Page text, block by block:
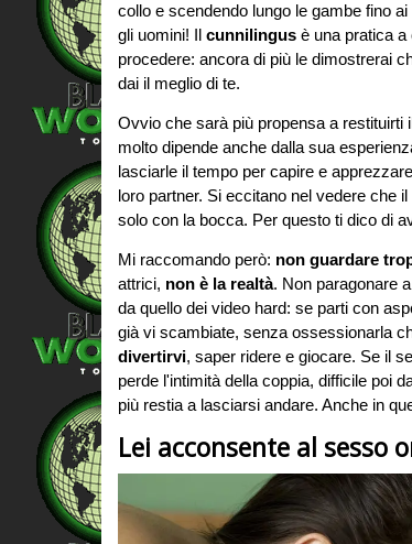
collo e scendendo lungo le gambe fino
gli uomini! Il cunnilingus è una pratica
procedere: ancora di più le dimostrerai
dai il meglio di te.
Ovvio che sarà più propensa a
molto dipende anche dalla sua
lasciarle il tempo per capire e
loro partner. Si eccitano nel vedere che
solo con la bocca. Per questo ti dico di
Mi raccomando però: non guardare
attrici, non è la realtà. Non paragonare
da quello dei video hard: se parti con
già vi scambiate, senza ossessionarla
divertirvi, saper ridere e giocare. Se il
perde l'intimità della coppia, difficile poi
più restia a lasciarsi andare. Anche in
Lei acconsente al sesso